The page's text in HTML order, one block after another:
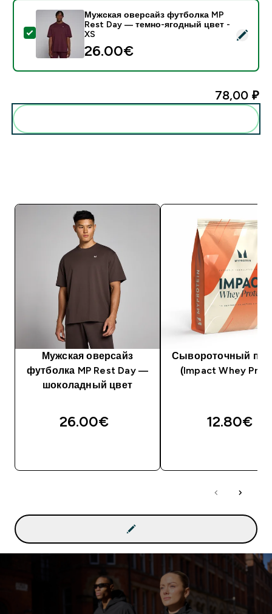
- Мужская оверсайз футболка MP Rest Day —
Мужская оверсайз футболка MP
Rest Day — темно-ягодный цвет -
XS
26.00€‎
78,00 ₽‎
Мужская оверсайз
футболка MP Rest Day —
шоколадный цвет
26.00€‎
Сывороточный
(Impact Whey
12.80€‎